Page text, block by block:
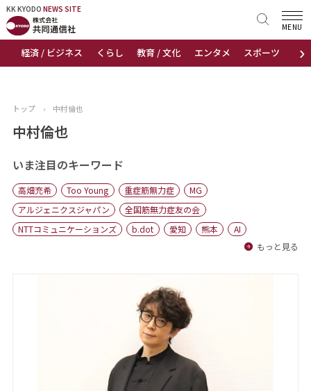
KK KYODO NEWS SITE
›
経済 / ビジネス くらし 教育 / 文化 エンタメ スポーツ 地域
MENU
KK KYODONEWS SITE
トップページ
ニュース
おすすめコンテンツ
出版物
会社概要
トップ › 中村倫也
中村倫也
いま注目のキーワード
高畑充希 Too Young 重症筋無力症
MG
アルジェニクスジャパン
全国筋無力症友の会
NTTコミュニケーションズ
b.dot 愛知 熊本
AI
もっと見る